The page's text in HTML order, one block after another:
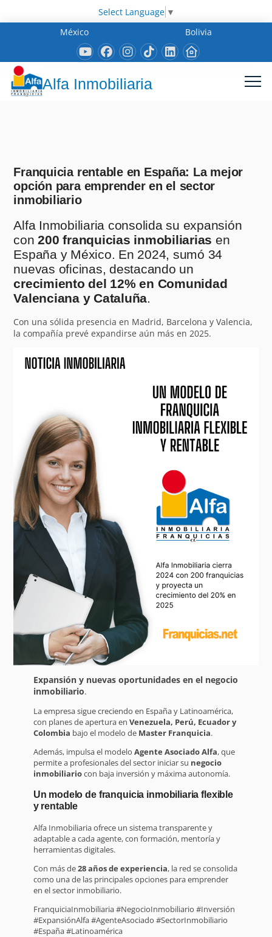
Select Language ▼
México
Bolivia
Alfa Inmobiliaria
Franquicia rentable en España: La mejor
opción para emprender en el sector
inmobiliario
Alfa Inmobiliaria consolida su expansión
con200 franquicias inmobiliarias en
España y México. En 2024, sumó 34
nuevas oficinas, destacando un
crecimiento del 12% en Comunidad
Valenciana y Cataluña.
Con una sólida presencia en Madrid, Barcelona y Valencia,
la compañía prevé expandirse aún más en 2025.
Expansión y nuevas oportunidades en el negocio
inmobiliario.
La empresa sigue creciendo en España y Latinoamérica,
con planes de apertura en Venezuela, Perú, Ecuador y
Colombia bajo el modelo de Master Franquicia.
Además, impulsa el modelo Agente Asociado Alfa, que
permite a profesionales del sector iniciar su negocio
inmobiliariocon baja inversión y máxima autonomía.
Un modelo de franquicia inmobiliaria flexible
y rentable
Alfa Inmobiliaria ofrece un sistema transparente y
adaptable a cada agente, con formación, mentoría y
herramientas digitales.
Con más de28 años de experiencia, la red se consolida
como una de las principales opciones para emprender
en el sector inmobiliario.
FranquiciaInmobiliaria #NegocioInmobiliario #Inversión
#ExpansiónAlfa #AgenteAsociado #SectorInmobiliario
#España #Latinoamérica